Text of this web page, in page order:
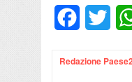
Facebook
Redazione